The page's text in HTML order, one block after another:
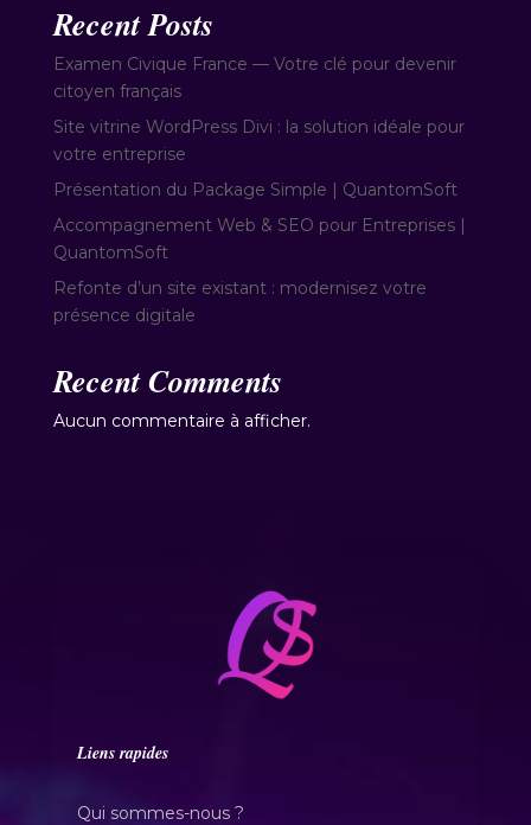
Recent Posts
Examen Civique France — Votre clé pour devenir
citoyen français
Site vitrine WordPress Divi : la solution idéale pour
votre entreprise
Présentation du Package Simple | QuantomSoft
Accompagnement Web & SEO pour Entreprises |
QuantomSoft
Refonte d’un site existant : modernisez votre
présence digitale
Recent Comments
Aucun commentaire à afficher.
Liens rapides
Qui sommes-nous ?